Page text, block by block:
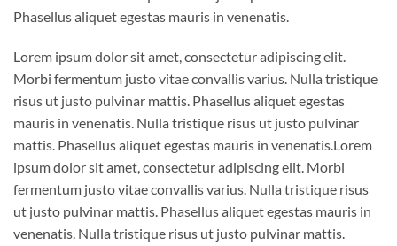
Phasellus aliquet egestas mauris in venenatis.
Lorem ipsum dolor sit amet, consectetur adipiscing elit.
Morbi fermentum justo vitae convallis varius. Nulla tristique
risus ut justo pulvinar mattis. Phasellus aliquet egestas
mauris in venenatis. Nulla tristique risus ut justo pulvinar
mattis. Phasellus aliquet egestas mauris in venenatis.Lorem
ipsum dolor sit amet, consectetur adipiscing elit. Morbi
fermentum justo vitae convallis varius. Nulla tristique risus
ut justo pulvinar mattis. Phasellus aliquet egestas mauris in
venenatis. Nulla tristique risus ut justo pulvinar mattis.